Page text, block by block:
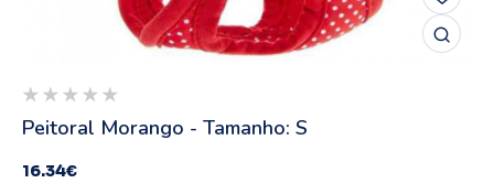
Peitoral Morango - Tamanho: S
16.34€